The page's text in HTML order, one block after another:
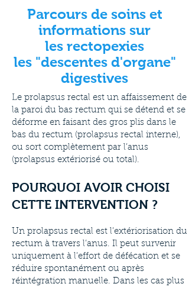
Parcours de soins et
informations sur
les rectopexies
les "descentes d'organe"
digestives
Le prolapsus rectal est un affaissement de
la paroi du bas rectum qui se détend et se
déforme en faisant des gros plis dans le
bas du rectum (prolapsus rectal interne),
ou sort complètement par l’anus
(prolapsus extériorisé ou total).
POURQUOI AVOIR CHOISI
CETTE INTERVENTION ?
Un prolapsus rectal est l’extériorisation du
rectum à travers l’anus. Il peut survenir
uniquement à l’effort de défécation et se
réduire spontanément ou après
réintégration manuelle. Dans les cas plus